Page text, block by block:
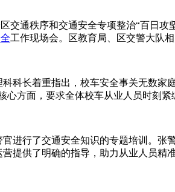
通秩序和交通安全专项整治“百日攻
工作现场会。区教育局、区交警大队
长着重指出，校车安全事关无数家庭
心方面，要求全体校车从业人员时刻
行了交通安全知识的专题培训。张
提供了明确的指导，助力从业人员精